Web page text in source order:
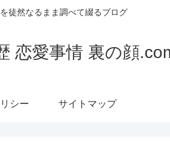
徒然なるまま調べて綴るブログ
恋愛事情 裏の顔
シー サイトマップ